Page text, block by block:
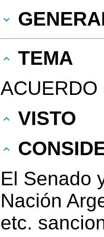
TEMA
ACUERDO
VISTO
El Senado
Nación
etc.